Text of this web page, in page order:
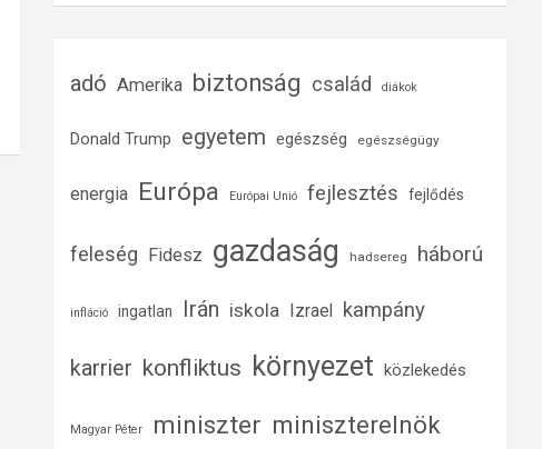
adó Amerika biztonság család diákok
Donald Trump egyetem egészség egészségügy
energia Európa Európai Unió fejlesztés fejlődés
feleség Fidesz gazdaság hadsereg háború
infláció ingatlan Irán iskola Izrael kampány
karrier konfliktus környezet közlekedés
Magyar Péter miniszter miniszterelnök